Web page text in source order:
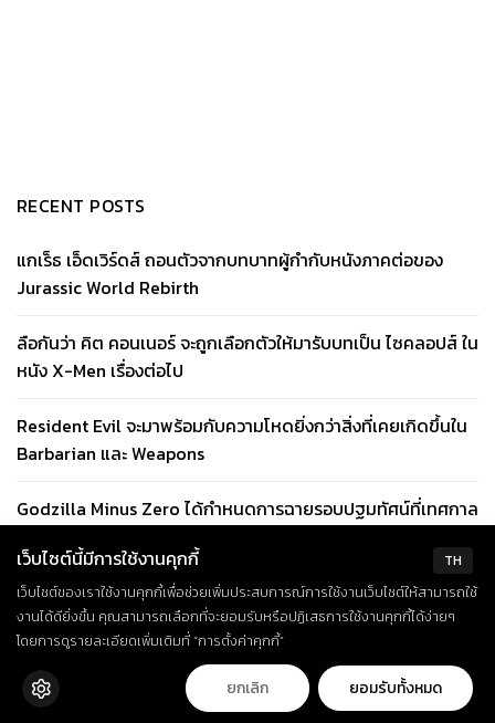
RECENT POSTS
แกเร็ธ เอ็ดเวิร์ดส์ ถอนตัวจากบทบาทผู้กำกับหนังภาคต่อของ
Jurassic World Rebirth
ลือกันว่า คิต คอนเนอร์ จะถูกเลือกตัวให้มารับบทเป็น ไซคลอปส์ ใน
หนัง X-Men เรื่องต่อไป
Resident Evil จะมาพร้อมกับความโหดยิ่งกว่าสิ่งที่เคยเกิดขึ้นใน
Barbarian และ Weapons
Godzilla Minus Zero ได้กำหนดการฉายรอบปฐมทัศน์ที่เทศกาล
ไมเคิล จอห์นสตัน นักแสดงนำฝ่ายชายจาก Obsession กำลังอยู่
ในช่วงเจรจาเข้าร่วมทีมนักแสดงของ The Mummy 4
CATEGORIES
TH
เว็บไซต์นี้มีการใช้งานคุกกี้
เว็บไซต์ของเราใช้งานคุกกี้เพื่อช่วยเพิ่มประสบการณ์การใช้งานเว็บไซต์ให้สามารถใช้
งานได้ดียิ่งขึ้น คุณสามารถเลือกที่จะยอมรับหรือปฏิเสธการใช้งานคุกกี้ได้ง่ายๆ
โดยการดูรายละเอียดเพิ่มเติมที่ “การตั้งค่าคุกกี้”
ยกเลิก ยอมรับทั้งหมด